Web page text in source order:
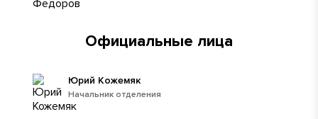
Официальные лица
Начальник отделения
Юрий Кожемяк